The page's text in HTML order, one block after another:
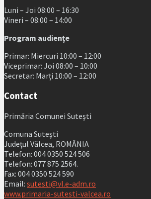
Luni – Joi 08:00 – 16:30
Vineri – 08:00 – 14:00
Program audiențe
Primar: Miercuri 10:00 – 12:00
Viceprimar: Joi 08:00 – 10:00
Secretar: Marți 10:00 – 12:00
Contact
Primăria Comunei Sutești
Comuna Sutești
Județul Vâlcea, ROMÂNIA
Telefon: 004 0350 524 506
Telefon: 077 875 2564.
Fax: 004 0350 524 590
Email: sutesti@vl.e-adm.ro
www.primaria-sutesti-valcea.ro